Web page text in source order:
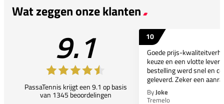
Wat zeggen onze klanten
9.1
PassaTennis krijgt een 9.1 op basis
van 1345 beoordelingen
10
Goede prijs-
keuze en een vlotte
bestelling werd snel en
geleverd. Zeker een
ByJoke
Tremelo